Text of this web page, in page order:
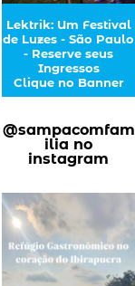
Lektrik: Um Festival
de Luzes - São Paulo
- Reserve seus
Ingressos
Clique no Banner
@sampacomfam
ilia no
instagram